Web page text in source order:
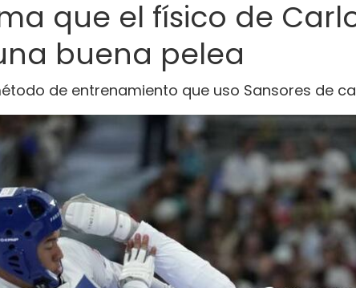
que el físico de
buena pelea
de entrenamiento que uso Sansores de